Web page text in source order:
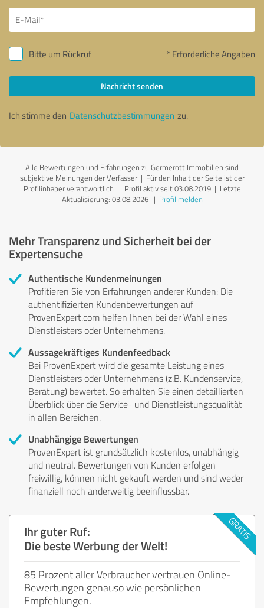
Bitte um Rückruf * Erforderliche Angaben
Nachricht senden
Ich stimme den Datenschutzbestimmungen zu.
Alle Bewertungen und Erfahrungen zu Germerott Immobilien sind
subjektive Meinungen der Verfasser | Für den Inhalt der Seite ist der
Profilinhaber verantwortlich | Profil aktiv seit 03.08.2019 | Letzte
Aktualisierung: 03.08.2026| Profil melden
Mehr Transparenz und Sicherheit bei der
Expertensuche
Authentische Kundenmeinungen
Profitieren Sie von Erfahrungen anderer Kunden: Die
authentifizierten Kundenbewertungen auf
ProvenExpert.com helfen Ihnen bei der Wahl eines
Dienstleisters oder Unternehmens.
Aussagekräftiges Kundenfeedback
Bei ProvenExpert wird die gesamte Leistung eines
Dienstleisters oder Unternehmens (z.B. Kundenservice,
Beratung) bewertet. So erhalten Sie einen detaillierten
Überblick über die Service- und Dienstleistungsqualität
in allen Bereichen.
Unabhängige Bewertungen
ProvenExpert ist grundsätzlich kostenlos, unabhängig
und neutral. Bewertungen von Kunden erfolgen
freiwillig, können nicht gekauft werden und sind weder
finanziell noch anderweitig beeinflussbar.
Ihr guter Ruf:
Die beste Werbung der Welt!
85 Prozent aller Verbraucher vertrauen Online-
Bewertungen genauso wie persönlichen
Empfehlungen.